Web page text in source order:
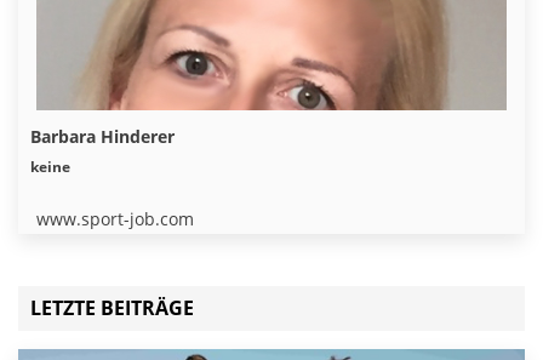
Barbara Hinderer
keine
www.sport-job.com
LETZTE BEITRÄGE